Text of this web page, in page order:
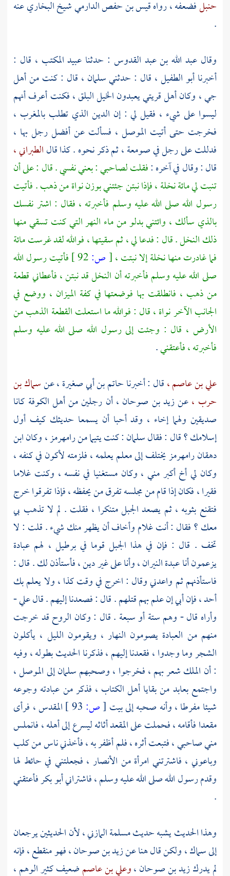
حنبلفضعفه ، رواهقيس بن حفص الدارمي شيخ البخاريعنه
.
وقالعبد الله بن عبد القدوس : حدثنا عبيد المكتب ، قال :
أخبرناأبو الطفيل ، قال : حدثنيسلمان ، قال : كنت منأهل
جي ، وكان أهل قريتي يعبدون الخيل البلق ، فكنت أعرف أنهم
ليسوا على شيء ، فقيل لي : إن الدين الذي تطلب بالمغرب ،
فخرجت حتى أتيت الموصل ، فسألت عن أفضل رجل بها ،
فدللت على رجل في صومعة ، ثم ذكر نحوه . كذا قالالطبراني ،
قال : وقال في آخره :فقلت لصاحبي : بعني نفسي . قال : على أن
تنبت لي مائة نخلة ، فإذا نبتن جئتني بوزن نواة من ذهب . فأتيت
رسول الله صلى الله عليه وسلم فأخبرته ، فقال : اشتر نفسك
بالذي سألك ، وائتني بدلو من ماء النهر التي كنت تسقي منها
ذلك النخل . قال : فدعا لي ، ثم سقيتها ، فوالله لقد غرست مائة
فما غادرت منها نخلة إلا نبتت ،[ص:
فأتيت رسول الله
صلى الله عليه وسلم فأخبرته أن النخل قد نبتن ، فأعطاني قطعة
من ذهب ، فانطلقت بها فوضعتها في كفة الميزان ، ووضع في
الجانب الآخر نواة ، قال : فوالله ما استعلت القطعة الذهب من
الأرض ، قال : وجئت إلى رسول الله صلى الله عليه وسلم
فأخبرته ، فأعتقني.
علي بن عاصم ،قال : أخبرناحاتم بن أبي صغيرة ،عنسماك بن
حرب ،عنزيد بن صوحان ،أن رجلين منأهل الكوفة كانا
صديقين ولهما إخاء ، وقد أحبا أن يسمعا حديثك كيف أول
إسلامك ؟ قال : فقالسلمان: كنت يتيما منرامهرمز ،وكانابن
دهقان رامهرمزيختلف إلى معلم يعلمه ، فلزمته لأكون في كنفه ،
وكان لي أخ أكبر مني ، وكان مستغنيا في نفسه ، وكنت غلاما
فقيرا ، فكان إذا قام من مجلسه تفرق من يحفظه ، فإذا تفرقوا خرج
فتقنع بثوبه ، ثم يصعد الجبل متنكرا ، فقلت . لم لا تذهب بي
معك ؟ فقال : أنت غلام وأخاف أن يظهر منك شيء . قلت : لا
تخف . قال : فإن في هذا الجبل قوما في برطيل ، لهم عبادة
يزعمون أنا عبدة النيران ، وأنا على غير دين ، فأستأذن لك . قال :
فاستأذنهم ثم واعدني وقال : اخرج في وقت كذا ، ولا يعلم بك
أحد ، فإن أبي إن علم بهم قتلهم . قال : فصعدنا إليهم . قال علي -
وأراه قال - وهم ستة أو سبعة . قال : وكان الروح قد خرجت
منهم من العبادة يصومون النهار ، ويقومون الليل ، يأكلون
الشجر وما وجدوا ، فقعدنا إليهم ، فذكرنا الحديث بطوله ، وفيه
: أن الملك شعر بهم ، فخرجوا ، وصحبهمسلمانإلىالموصل ،
واجتمع بعابد من بقايا أهل الكتاب ، فذكر من عبادته وجوعه
شيئا مفرطا ، وأنه صحبه إلىبيت [ص: المقدس ، فرأى
مقعدا فأقامه ، فحملت على المقعد أثاثه ليسرع إلى أهله ، فانملس
مني صاحبي ، فتبعت أثره ، فلم أظفر به ، فأخذني ناس منكلب
وباعوني ، فاشترتني امرأة من الأنصار ، فجعلتني في حائط لها
وقدم رسول الله صلى الله عليه وسلم ، فاشترانيأبو بكرفأعتقني
.
وهذا الحديث يشبه حديثمسلمة المازني ،لأن الحديثين يرجعان
إلىسماك ،ولكن قال هنا عنزيد بن صوحان ،فهو منقطع ، فإنه
لم يدركزيد بن صوحان ،وعلي بن عاصمضعيف كثير الوهم ،